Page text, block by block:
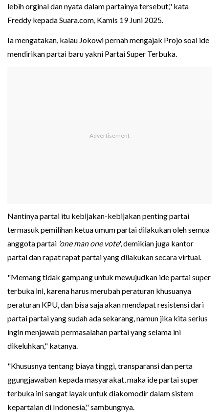
lebih orginal dan nyata dalam partainya tersebut," kata
Freddy kepada Suara.com, Kamis 19 Juni 2025.
Ia mengatakan, kalau Jokowi pernah mengajak Projo soal ide
mendirikan partai baru yakni Partai Super Terbuka.
Nantinya partai itu kebijakan-kebijakan penting partai
termasuk pemilihan ketua umum partai dilakukan oleh semua
anggota partai 'one man one vote', demikian juga kantor
partai dan rapat rapat partai yang dilakukan secara virtual.
"Memang tidak gampang untuk mewujudkan ide partai super
terbuka ini, karena harus merubah peraturan khusuanya
peraturan KPU, dan bisa saja akan mendapat resistensi dari
partai partai yang sudah ada sekarang, namun jika kita serius
ingin menjawab permasalahan partai yang selama ini
dikeluhkan," katanya.
"Khususnya tentang biaya tinggi, transparansi dan perta
ggungjawaban kepada masyarakat, maka ide partai super
terbuka ini sangat layak untuk diakomodir dalam sistem
kepartaian di Indonesia," sambungnya.